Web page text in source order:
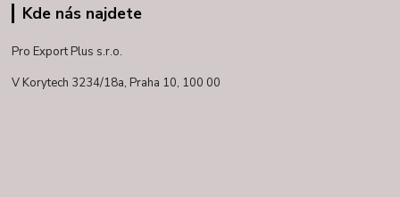
Kde nás najdete
Pro Export Plus s.r.o.
V Korytech 3234/18a, Praha 10, 100 00